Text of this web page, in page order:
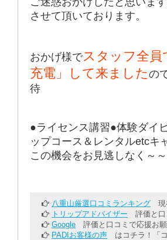
させて頂いております。
おかげ様でスタッフ全員
充電」して来ました の
待
●ライセンス講習●体験ダイ
ップコース＆レンタルetcキ
この機会をお見逃しなく～～
八重山厳選口コミランキング 現
トリップアドバイザー 評価と口
Google 評価と口コミで応援お
PADIお客様の声 はコチラ！「